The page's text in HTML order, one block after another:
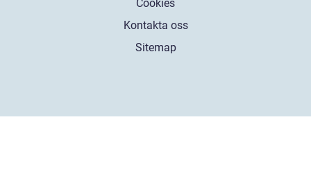
Cookies
Kontakta oss
Sitemap